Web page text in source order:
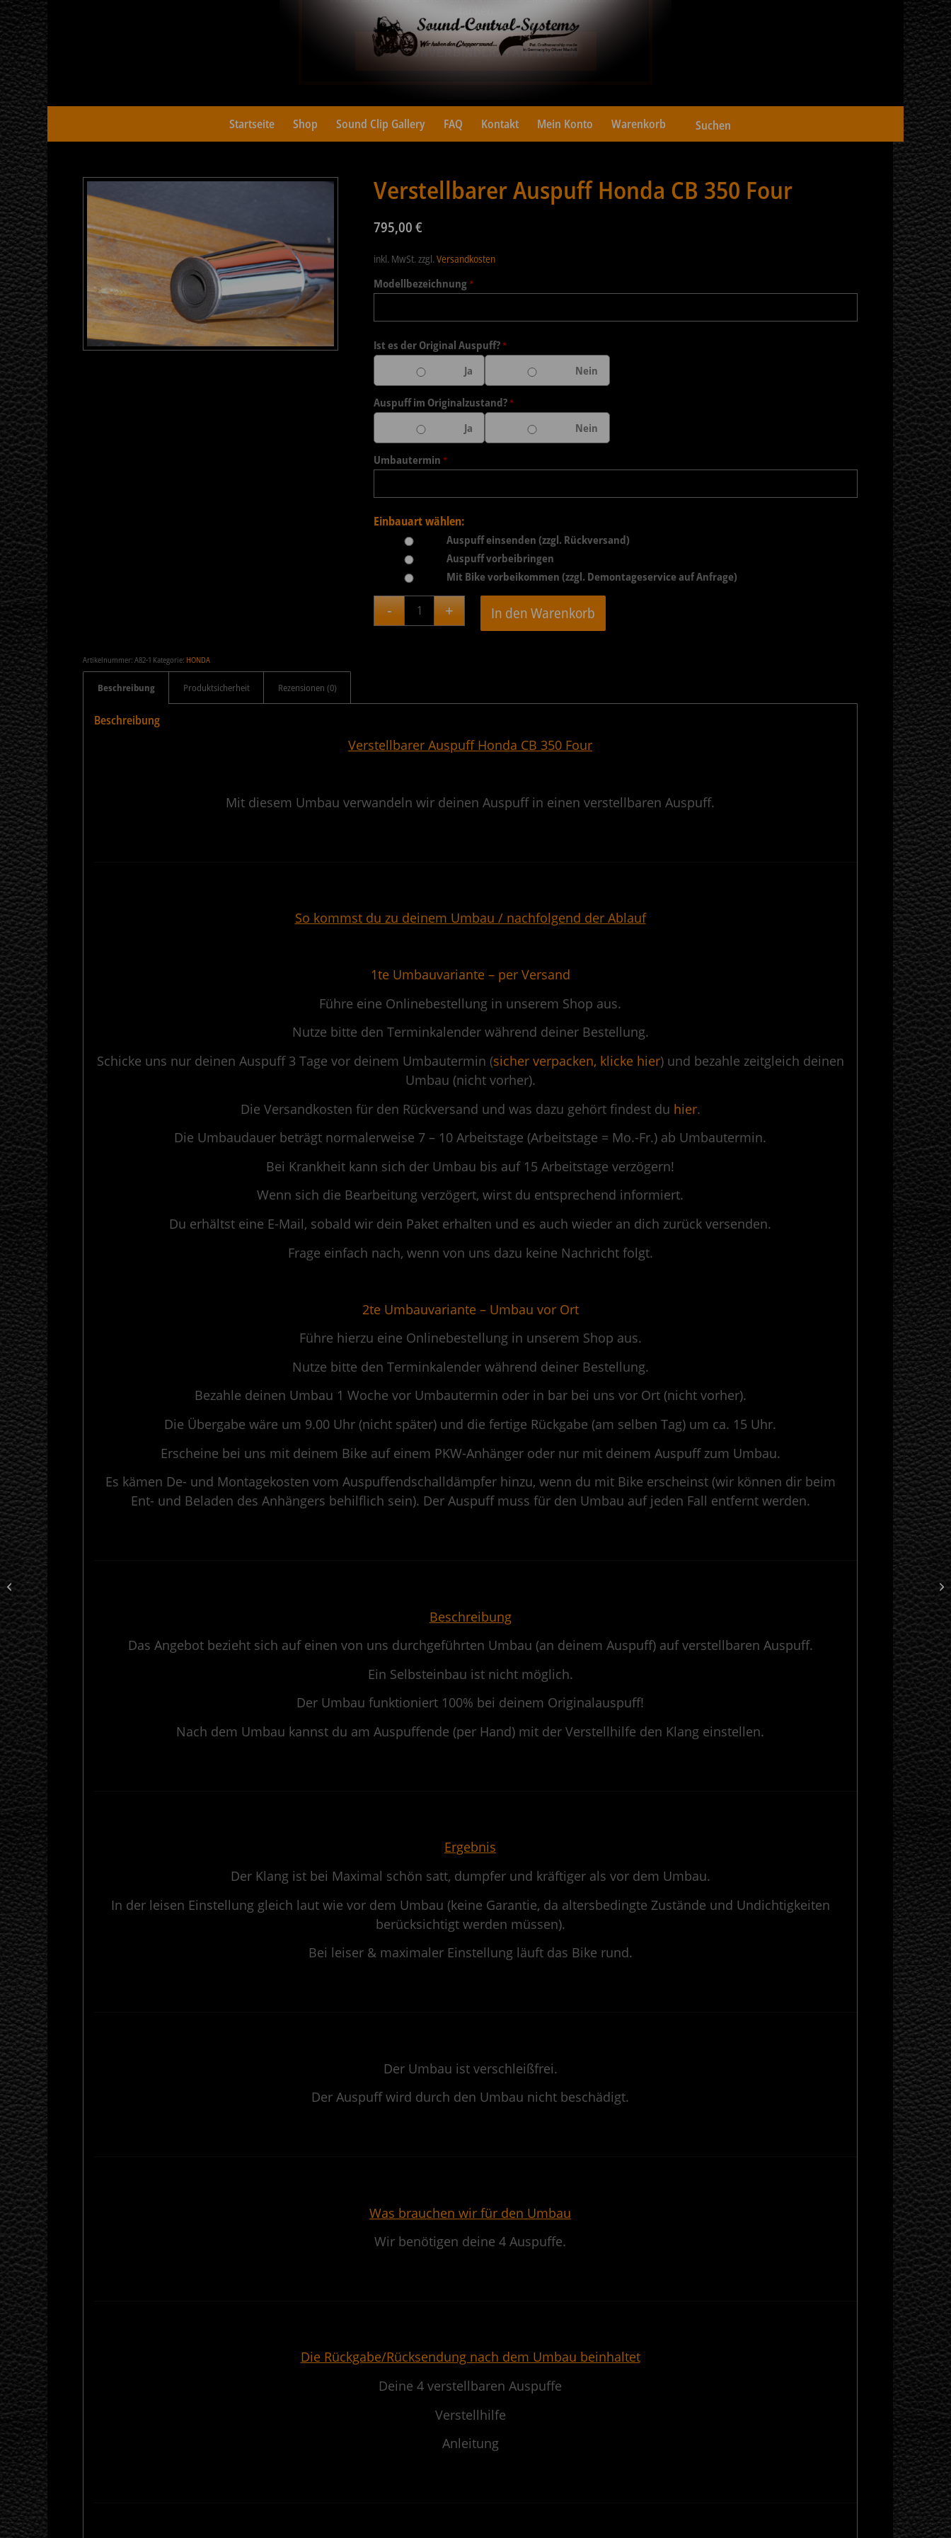
Startseite Shop Sound Clip Gallery FAQ Kontakt Mein Konto Warenkorb
Verstellbarer Auspuff Honda CB 350 Four
795,00€
inkl. MwSt.zzgl.Versandkosten
Modellbezeichnung*
Ist es der Original Auspuff?*
Ja Nein
Auspuff im Originalzustand?*
Ja Nein
Umbautermin*
Einbauart wählen:
Auspuff einsenden (zzgl. Rückversand)
Auspuff vorbeibringen
Mit Bike vorbeikommen (zzgl. Demontageservice auf Anfrage)
In den Warenkorb
Artikelnummer:A82-1 Kategorie: HONDA
Beschreibung Produktsicherheit Rezensionen (0)
Beschreibung
Verstellbarer Auspuff Honda CB 350 Four
Mit diesem Umbau verwandeln wir deinen Auspuff in einen verstellbaren Auspuff.
So kommst du zu deinem Umbau / nachfolgend der Ablauf
1te Umbauvariante – per Versand
Führe eine Onlinebestellung in unserem Shop aus.
Nutze bitte den Terminkalender während deiner Bestellung.
Schicke uns nur deinen Auspuff 3 Tage vor deinem Umbautermin (sicher verpacken, klicke hier) und bezahle zeitgleich deinen
Umbau (nicht vorher).
Die Versandkosten für den Rückversand und was dazu gehört findest du hier.
Die Umbaudauer beträgt normalerweise 7 – 10 Arbeitstage (Arbeitstage = Mo.-Fr.) ab Umbautermin.
Bei Krankheit kann sich der Umbau bis auf 15 Arbeitstage verzögern!
Wenn sich die Bearbeitung verzögert, wirst du entsprechend informiert.
Du erhältst eine E-Mail, sobald wir dein Paket erhalten und es auch wieder an dich zurück versenden.
Frage einfach nach, wenn von uns dazu keine Nachricht folgt.
2te Umbauvariante – Umbau vor Ort
Führe hierzu eine Onlinebestellung in unserem Shop aus.
Nutze bitte den Terminkalender während deiner Bestellung.
Bezahle deinen Umbau 1 Woche vor Umbautermin oder in bar bei uns vor Ort (nicht vorher).
Die Übergabe wäre um 9.00 Uhr (nicht später) und die fertige Rückgabe (am selben Tag) um ca. 15 Uhr.
Erscheine bei uns mit deinem Bike auf einem PKW-Anhänger oder nur mit deinem Auspuff zum Umbau.
Es kämen De- und Montagekosten vom Auspuffendschalldämpfer hinzu, wenn du mit Bike erscheinst (wir können dir beim
Ent- und Beladen des Anhängers behilflich sein). Der Auspuff muss für den Umbau auf jeden Fall entfernt werden.
Beschreibung
Das Angebot bezieht sich auf einen von uns durchgeführten Umbau (an deinem Auspuff) auf verstellbaren Auspuff.
Ein Selbsteinbau ist nicht möglich.
Der Umbau funktioniert 100% bei deinem Originalauspuff!
Nach dem Umbau kannst du am Auspuffende (per Hand) mit der Verstellhilfe den Klang einstellen.
Ergebnis
Der Klang ist bei Maximal schön satt, dumpfer und kräftiger als vor dem Umbau.
In der leisen Einstellung gleich laut wie vor dem Umbau (keine Garantie, da altersbedingte Zustände und Undichtigkeiten
berücksichtigt werden müssen).
Bei leiser & maximaler Einstellung läuft das Bike rund.
Der Umbau ist verschleißfrei.
Der Auspuff wird durch den Umbau nicht beschädigt.
Was brauchen wir für den Umbau
Wir benötigen deine 4 Auspuffe.
Die Rückgabe/Rücksendung nach dem Umbau beinhaltet
Deine 4 verstellbaren Auspuffe
Verstellhilfe
Anleitung
Verstellbarer dB-Killer
Honda CB 750 Four K6
„Manche Dinge muss man hören, um sie zu glauben.“
DER PERFEKTE KLAPPENSOUND WARTET AUF DICH
vom Erfinder.
Bevor du woanders Kompromisse eingehst:
Ruf uns an oder schick eine Anfrage. Dein Bike wird es dir
danken.
JETZT UNVERBINDLICH ANFRAGEN